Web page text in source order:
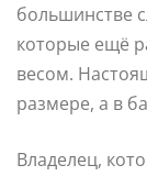
большинстве
которые ещё
весом.
размере, а в
Владелец,